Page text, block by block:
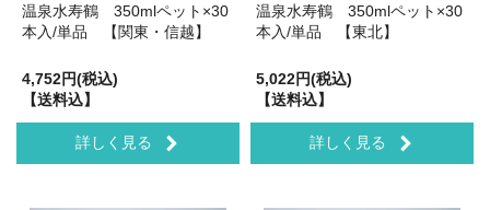
温泉水寿鶴 350mlペット×30
本入/単品 【関東・信越】
4,752円(税込)
【送料込】
詳しく見る
温泉水寿鶴 350mlペット×30
本入/単品 【東北】
5,022円(税込)
【送料込】
詳しく見る